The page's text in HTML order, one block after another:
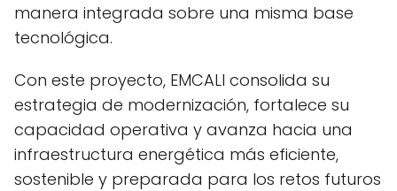
manera integrada sobre una misma base
tecnológica.
Con este proyecto, EMCALI consolida su
estrategia de modernización, fortalece su
capacidad operativa y avanza hacia una
infraestructura energética más eficiente,
sostenible y preparada para los retos futuros